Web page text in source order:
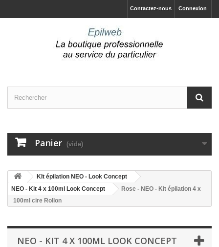
Connexion
Contactez-nous
Panier (vide)
KIt épilation NEO - Look Concept
NEO - Kit 4 x 100ml Look Concept
Rose - NEO - Kit épilation 4 x
100ml cire Rollon
NEO - KIT 4 X 100ML LOOK CONCEPT